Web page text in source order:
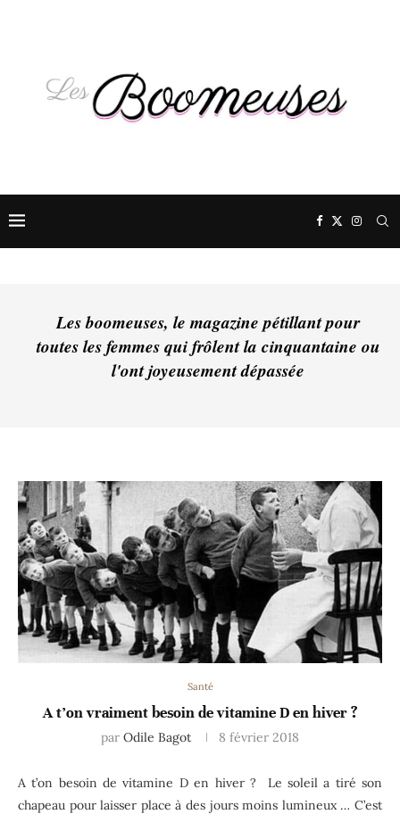
Les boomeuses, le magazine pétillant pour
toutes les femmes qui frôlent la cinquantaine ou
l'ont joyeusement dépassée
Santé
A t’on vraiment besoin de vitamine D en hiver ?
par Odile Bagot 8 février 2018
A t’on besoin de vitamine D en hiver ? Le soleil a tiré son
chapeau pour laisser place à des jours moins lumineux … C’est